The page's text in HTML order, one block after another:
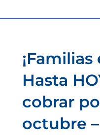
Hasta
cobrar
octubre